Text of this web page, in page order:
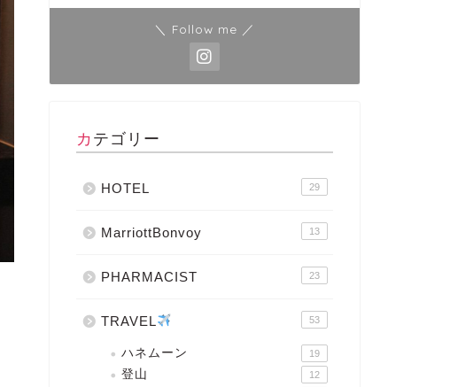
＼ Follow me ／
カテゴリー
HOTEL 29
MarriottBonvoy 13
PHARMACIST 23
TRAVEL 53
ハネムーン 19
登山 12